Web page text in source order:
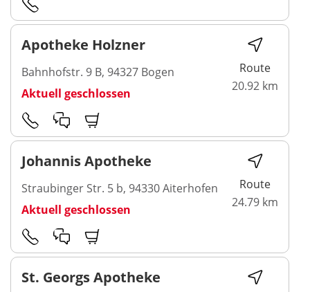
Apotheke Holzner
Bahnhofstr. 9 B, 94327 Bogen
Aktuell geschlossen
Route
20.92 km
Johannis Apotheke
Straubinger Str. 5 b, 94330 Aiterhofen
Aktuell geschlossen
Route
24.79 km
St. Georgs Apotheke